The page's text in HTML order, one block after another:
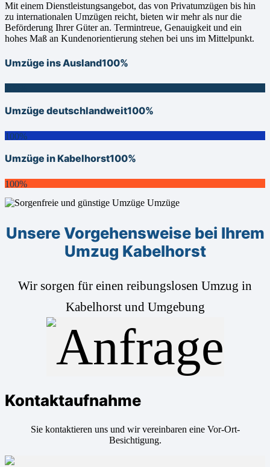
Mit einem Dienstleistungsangebot, das von Privatumzügen bis hin
zu internationalen Umzügen reicht, bieten wir mehr als nur die
Beförderung Ihrer Güter an. Termintreue, Genauigkeit und ein
hohes Maß an Kundenorientierung stehen bei uns im Mittelpunkt.
Umzüge ins Ausland100%
Umzüge deutschlandweit100%
100%
Umzüge in Kabelhorst100%
100%
Unsere Vorgehensweise bei Ihrem
Umzug Kabelhorst
Wir sorgen für einen reibungslosen Umzug in
Kabelhorst und Umgebung
Kontaktaufnahme
Sie kontaktieren uns und wir vereinbaren eine Vor-Ort-
Besichtigung.